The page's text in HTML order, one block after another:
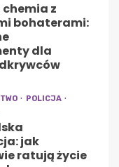
z
bohaterami:
dla
POLICJA
jak
ratują życie